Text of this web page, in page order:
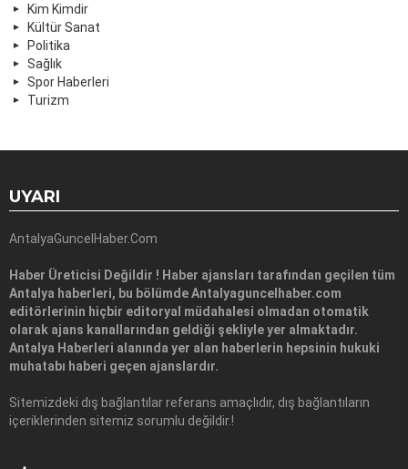
Kim Kimdir
Kültür Sanat
Politika
Sağlık
Spor Haberleri
Turizm
UYARI
AntalyaGuncelHaber.Com
Haber Üreticisi Değildir ! Haber ajansları tarafından geçilen tüm
Antalya haberleri, bu bölümde Antalyaguncelhaber.com
editörlerinin hiçbir editoryal müdahalesi olmadan otomatik
olarak ajans kanallarından geldiği şekliyle yer almaktadır.
Antalya Haberleri alanında yer alan haberlerin hepsinin hukuki
muhatabı haberi geçen ajanslardır.
Sitemizdeki dış bağlantılar referans amaçlıdır, dış bağlantıların
içeriklerinden sitemiz sorumlu değildir.!